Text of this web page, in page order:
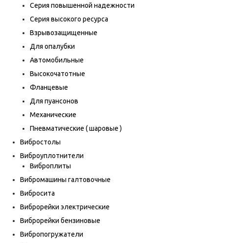
Серия повышенной надежности
Серия высокого ресурса
Взрывозащищенные
Для опалубки
Автомобильные
Высокочатотные
Фланцевые
Для пуансонов
Механические
Пневматические ( шаровые )
Вибростолы
Виброуплотнители
Виброплиты
Вибромашины галтовочные
Вибросита
Виброрейки электрические
Виброрейки бензиновые
Вибропогружатели